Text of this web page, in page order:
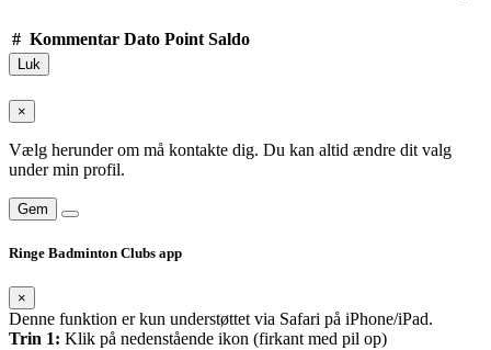
# Kommentar Dato Point Saldo
Luk
×
Vælg herunder om må kontakte dig. Du kan altid ændre dit valg
under min profil.
Gem
Ringe Badminton Clubs app
×
Denne funktion er kun understøttet via Safari på iPhone/iPad.
Trin 1: Klik på nedenstående ikon (firkant med pil op)